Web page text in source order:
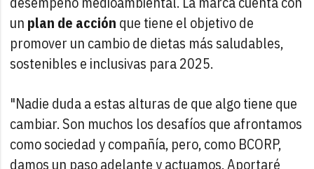
un plan de acción que tiene el objetivo de
promover un cambio de dietas más saludables,
sostenibles e inclusivas para 2025.
"Nadie duda a estas alturas de que algo tiene que
cambiar. Son muchos los desafíos que afrontamos
como sociedad y compañía, pero, como BCORP,
damos un paso adelante y actuamos. Aportaré